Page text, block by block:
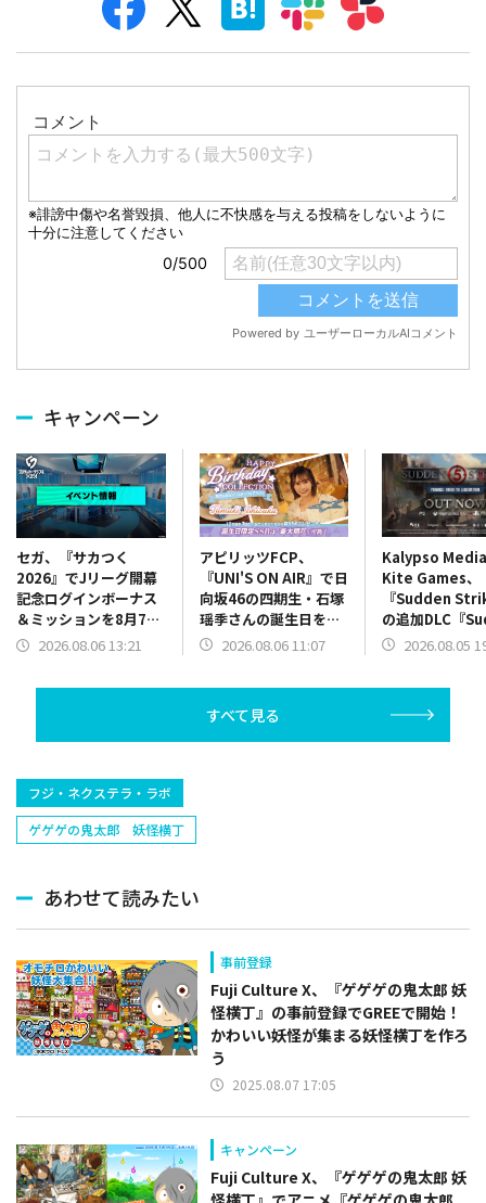
キャンペーン
セガ、『サカつく
2026』でJリーグ開幕
記念ログインボーナス
＆ミッションを8月7日
13時より開催
2026.08.06 13:21
アピリッツFCP、
『UNI'S ON AIR』で日
向坂46の四期生・石塚
瑶季さんの誕生日を記
念した「誕生日限定バ
2026.08.06 11:07
Kalypso
Kite Games、
『Sudden
の追加DLC『
Strike 5 –
2026.08.05
すべて見る
フジ・ネクステラ・ラボ
ゲゲゲの鬼太郎 妖怪横丁
あわせて読みたい
事前登録
Fuji Culture X、『ゲゲゲの鬼太郎 妖
怪横丁』の事前登録でGREEで開始！
かわいい妖怪が集まる妖怪横丁を作ろ
う
2025.08.07 17:05
キャンペーン
Fuji Culture X、『ゲゲゲの鬼太郎 妖